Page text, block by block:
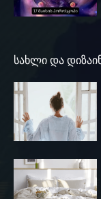
სახლი და